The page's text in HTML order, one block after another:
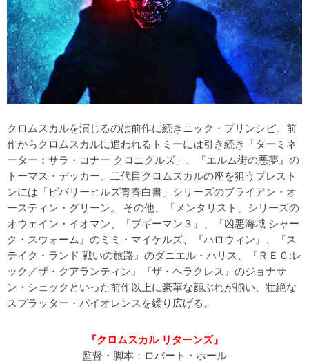
クロムスカルを演じるのは前作に続きニック・プリンシピ。前
作からクロムスカルに追われるトミーには引き続き「ターミネ
ーター：サラ・コナー クロニクルズ」、『エルム街の悪夢』の
トーマス・デッカー、二代目クロムスカルの座を狙うプレスト
ンには「ビバリーヒルズ青春白書」シリーズのブライアン・オ
ースティン・グリーン。 その他、「メンタリスト」シリーズの
オウェイン・イオマン、『ブギーマン３』、『凶悪海域 シャー
ク・スウォーム』のミミ・マイケルズ、『ハロウィン』、『ス
テイク・ランド 戦いの旅路』のダニエル・ハリス、『ＲＥＣ:レ
ック／ザ・クアランティン』『ザ・ヘラクレス』のジョナサ
ン・シェックといった前作以上に豪華な顔ぶれが揃い、壮絶な
スプラッター・バイオレンスを繰り広げる。
『クロムスカル リターンズ』
監督・脚本：ロバート・ホール